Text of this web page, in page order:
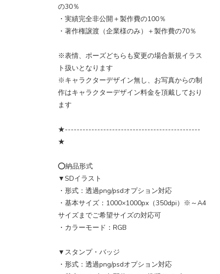
の30％
・実績完全非公開＋製作費の100％
・著作権譲渡（企業様のみ）＋製作費の70％
※表情、ポーズどちらも変更の場合新規イラス
ト扱いとなります
※キャラクターデザイン無し、お写真からの制
作はキャラクターデザイン料金を頂戴しており
ます
★----------------------------------------------
★
⭕納品形式
▼SDイラスト
・形式：透過png/psdオプション対応
・基本サイズ：1000×1000px（350dpi）※～A4
サイズまでご希望サイズの対応可
・カラーモード：RGB
▼スタンプ・バッジ
・形式：透過png/psdオプション対応